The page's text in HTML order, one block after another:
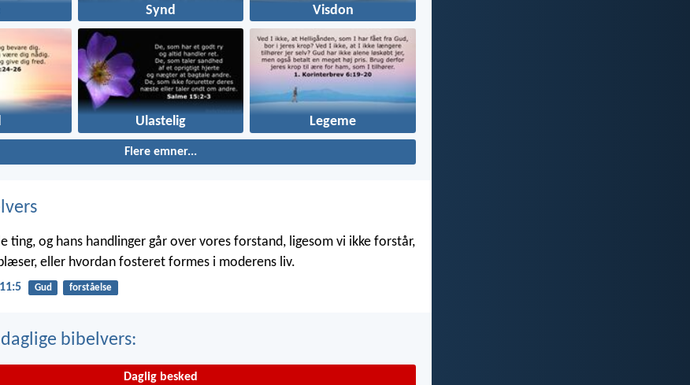
Synd Visdon
Ulastelig Legeme
Flere emner...
ting, og hans handlinger går over vores forstand, ligesom vi ikke forstår,
eller hvordan fosteret formes i moderens liv.
Gud forståelse
bibelvers:
Daglig besked